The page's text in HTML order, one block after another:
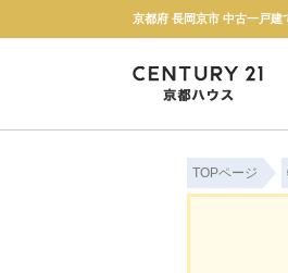
京都府 長岡京市 中古一戸建
TOPページ